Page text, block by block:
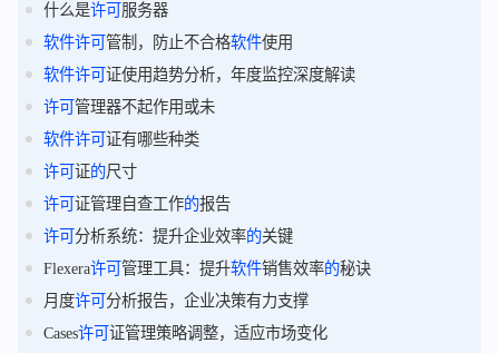
什么是许可 服务器
软件许可 管制，防止不合格软件使用
软件许可 证使用趋势分析，年度监控深度解读
许可 管理器不起作用或未
软件许可 证有哪些种类
许可 证的尺寸
许可 证管理自查工作的报告
许可 分析系统：提升企业效率的关键
Flexera许可 管理工具：提升软件销售效率的秘诀
月度许可 分析报告，企业决策有力支撑
Cases许可 证管理策略调整，适应市场变化